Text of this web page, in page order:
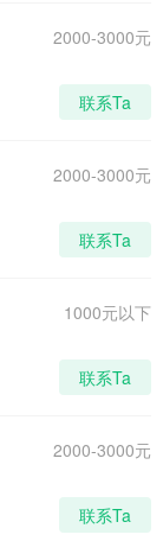
2000-3000元
联系Ta
2000-3000元
联系Ta
1000元以下
联系Ta
2000-3000元
联系Ta